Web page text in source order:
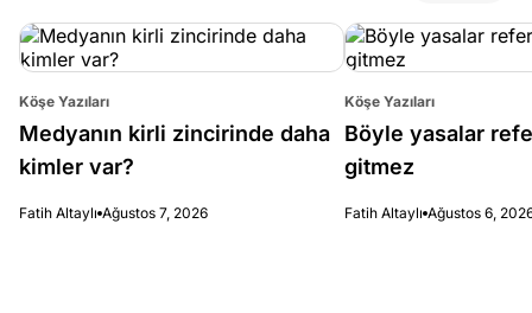
Köşe Yazıları
Medyanın kirli zincirinde daha
kimler var?
Fatih Altaylı Ağustos 7, 2026
Köşe Yazıları
Böyle yasalar
gitmez
Fatih Altaylı Ağustos 6,